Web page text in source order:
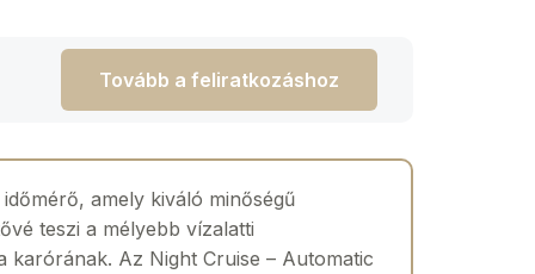
Tovább a feliratkozáshoz
amely kiváló minőségű
teszi a mélyebb vízalatti
karórának. Az Night Cruise – Automatic